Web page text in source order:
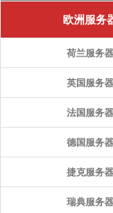
欧洲服务
荷兰服务器
英国服务器
法国服务器
德国服务器
捷克服务器
瑞典服务器